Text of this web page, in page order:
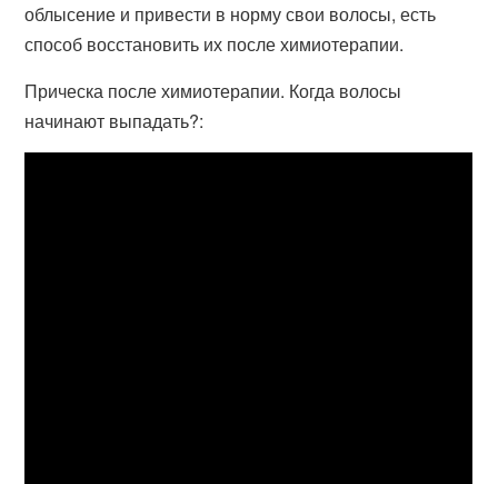
облысение и привести в норму свои волосы, есть
способ восстановить их после химиотерапии.
Прическа после химиотерапии. Когда волосы
начинают выпадать?: